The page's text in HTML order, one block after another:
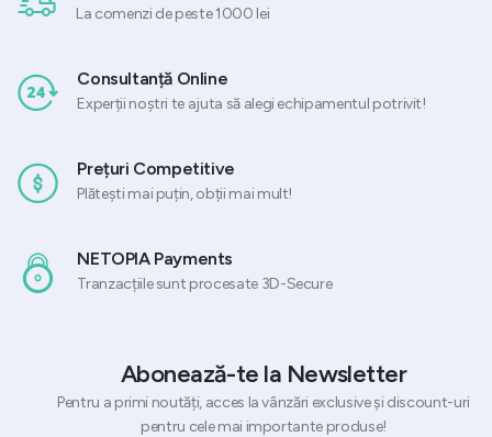
La comenzi de peste 1000 lei
Consultanță Online
Experții noștri te ajuta să alegi echipamentul potrivit!
Prețuri Competitive
Plătești mai puțin, obții mai mult!
NETOPIA Payments
Tranzacțiile sunt procesate 3D-Secure
Abonează-te la Newsletter
Pentru a primi noutăți, acces la vânzări exclusive și discount-uri
pentru cele mai importante produse!